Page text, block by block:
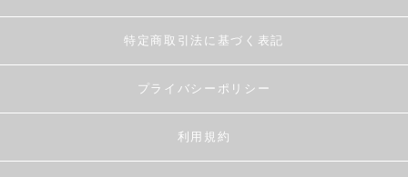
特定商取引法に基づく表記
プライバシーポリシー
利用規約